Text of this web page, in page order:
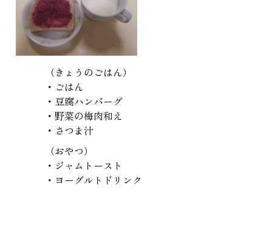
（きょうのごはん）
・ごはん
・豆腐ハンバーグ
・野菜の梅肉和え
・さつま汁
（おやつ）
・ジャムトースト
・ヨーグルトドリンク